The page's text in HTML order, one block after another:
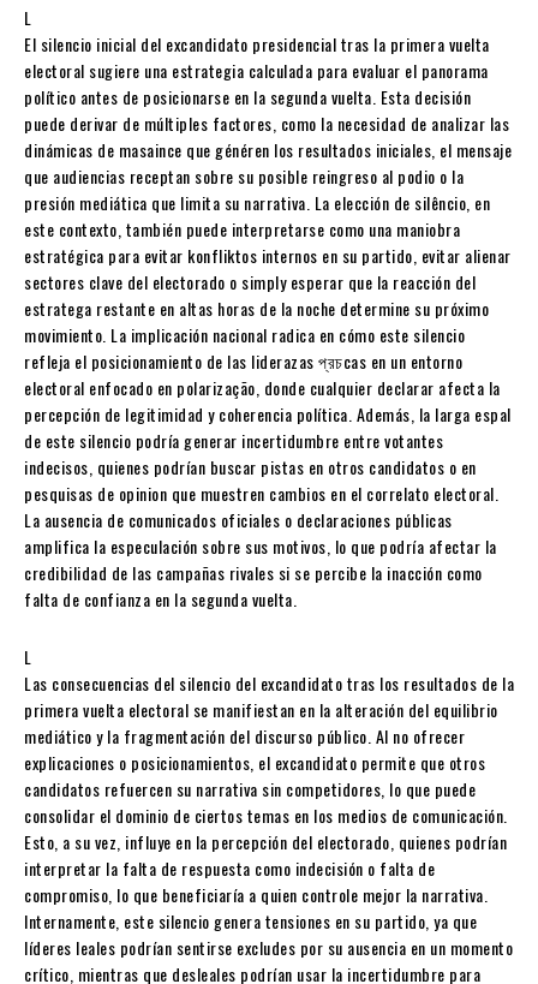
L
El silencio inicial del excandidato presidencial tras la primera vuelta
electoral sugiere una estrategia calculada para evaluar el panorama
político antes de posicionarse en la segunda vuelta. Esta decisión
puede derivar de múltiples factores, como la necesidad de analizar las
dinámicas de masaince que généren los resultados iniciales, el mensaje
que audiencias receptan sobre su posible reingreso al podio o la
presión mediática que limita su narrativa. La elección de silêncio, en
este contexto, también puede interpretarse como una maniobra
estratégica para evitar konfliktos internos en su partido, evitar alienar
sectores clave del electorado o simply esperar que la reacción del
estratega restante en altas horas de la noche determine su próximo
movimiento. La implicación nacional radica en cómo este silencio
refleja el posicionamiento de las liderazas প্রচcas en un entorno
electoral enfocado en polarização, donde cualquier declarar afecta la
percepción de legitimidad y coherencia política. Además, la larga espal
de este silencio podría generar incertidumbre entre votantes
indecisos, quienes podrían buscar pistas en otros candidatos o en
pesquisas de opinion que muestren cambios en el correlato electoral.
La ausencia de comunicados oficiales o declaraciones públicas
amplifica la especulación sobre sus motivos, lo que podría afectar la
credibilidad de las campañas rivales si se percibe la inacción como
falta de confianza en la segunda vuelta.
L
Las consecuencias del silencio del excandidato tras los resultados de la
primera vuelta electoral se manifiestan en la alteración del equilibrio
mediático y la fragmentación del discurso público. Al no ofrecer
explicaciones o posicionamientos, el excandidato permite que otros
candidatos refuercen su narrativa sin competidores, lo que puede
consolidar el dominio de ciertos temas en los medios de comunicación.
Esto, a su vez, influye en la percepción del electorado, quienes podrían
interpretar la falta de respuesta como indecisión o falta de
compromiso, lo que beneficiaría a quien controle mejor la narrativa.
Internamente, este silencio genera tensiones en su partido, ya que
líderes leales podrían sentirse excludes por su ausencia en un momento
crítico, mientras que desleales podrían usar la incertidumbre para